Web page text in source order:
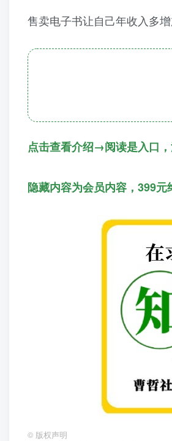
售卖电子书让自己年收入多
点击查看介绍→阅读是入口，
隐藏内容为会员内容，399元
© 版权声明